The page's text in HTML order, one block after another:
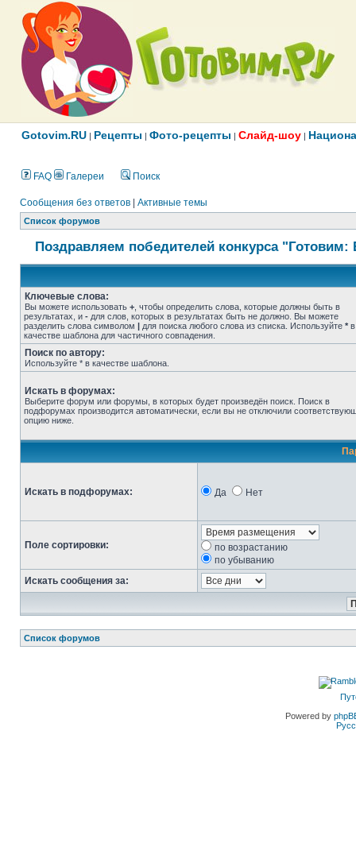
Gotovim.RU | Рецепты | Фото-рецепты | Слайд-шоу |
FAQ Галереи Поиск
Сообщения без ответов Активные темы
Список форумов
Поздравляем победителей конкурса
Ключевые слова:
Вы можете использовать + , чтобы определить слова, которые должны быть в
результатах, и - для слов, которых в результатах быть не должно. Вы можете
разделить слова символом | для поиска любого слова из списка. Используйте * в
качестве шаблона для частичного совпадения.
Поиск по автору:
Используйте * в качестве шаблона.
Искать в форумах:
Выберите форум или форумы, в которых будет произведён поиск. Поиск в
подфорумах производится автоматически, если вы не отключили
опцию ниже.
Искать в подфорумах: Да Нет
Поле сортировки:
по возрастанию
по убыванию
Искать сообщения за:
Список форумов
Powered by